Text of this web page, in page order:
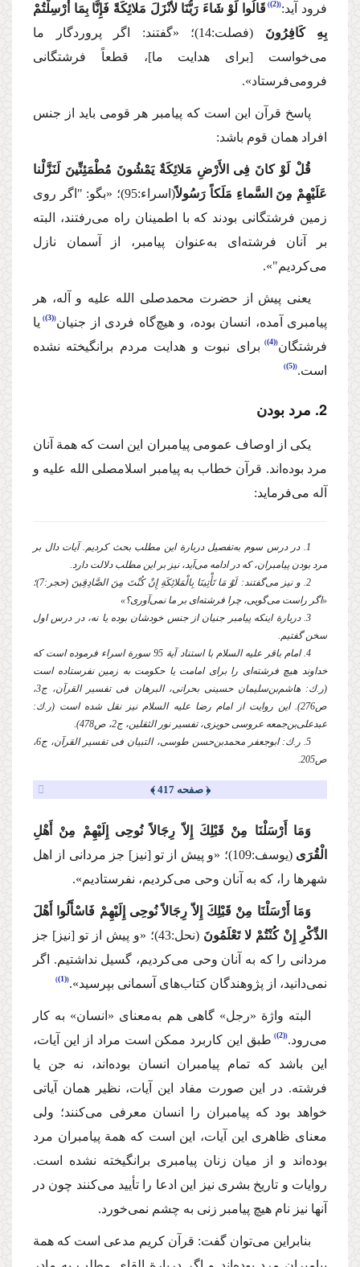
فرود آید: (2)
قَالُوا لَوْ شَاءَ رَبُّنَا لأنْزَلَ مَلائِكَةً فَإِنَّا بِمَا أُرْسِلْتُمْ
بِهِ كَافِرُونَ (فصلت:14)؛
«گفتند: اگر پروردگار ما
می‌خواست [برای هدایت ما]، قطعاً فرشتگانی
فرومی‌فرستاد».
پاسخ قرآن این است كه پیامبر هر قومی باید از جنس
افراد همان قوم باشد:
قُلْ لَوْ كانَ فِی الأَرْضِ مَلائِكَةٌ یَمْشُونَ مُطْمَئِنِّینَ لَنَزَّلْنا
عَلَیْهِمْ مِنَ السَّماءِ مَلَكاً رَسُولاً(اسراء:95)؛
«بگو: "اگر روی
زمین فرشتگانی بودند كه با اطمینان راه می‌رفتند، البته
بر آنان فرشته‌ای به‌عنوان پیامبر، از آسمان نازل
می‌كردیم"».
یعنی پیش از حضرت محمدصلی الله علیه و آله، هر
پیامبری آمده، انسان بوده‌، و هیچ‌گاه فردی از جنیان (3)
یا
فرشتگان (4)
برای نبوت و هدایت مردم برانگیخته نشده
است. (5)
2. مرد بودن
یكی از اوصاف عمومی پیامبران این است كه همة آنان
مرد بوده‌اند. قرآن خطاب به پیامبر اسلامصلی الله علیه و
آله می‌فرماید:
1. در درس سوم به‌تفصیل دربارة این مطلب بحث كردیم. آیات دال بر
مرد بودن پیامبران، كه در ادامه می‌آید، نیز بر این مطلب دلالت دارد.
2. و نیز می‌گفتند: لَوْ مَا تَأْتِینَا بِالْمَلائِكَةِ إِنْ كُنْتَ مِنَ الصَّادِقِینَ (حجر:7)؛
«اگر راست می‌گویی، چرا فرشته‌ای بر ما نمی‌آوری؟»
3. دربارة اینكه پیامبر جنیان از جنس خودشان بوده یا نه، در درس اول
سخن گفتیم.
4. امام باقر
علیه السلام
با استناد آیة 95 سورة اسراء فرموده است كه
خداوند هیچ فرشته‌ای را برای امامت یا حكومت به زمین نفرستاده است
(ر.ك: هاشم‌بن‌سلیمان حسینی بحرانی، البرهان فی تفسیر القرآن، ج3،
ص276). این روایت از امام رضا
علیه السلامنیز نقل شده است (ر.ك:
عبدعلی‌بن‌جمعه عروسی حویزی، تفسیر نور الثقلین، ج2، ص478).
5. ر.ك: ابوجعفر محمدبن‌حسن طوسی، التبیان فی تفسیر القرآن، ج6،
ص205.
﴿ صفحه 417 ﴾
وَمَا أَرْسَلْنَا مِنْ قَبْلِكَ إِلاّ رِجَالاً نُوحِی إِلَیْهِمْ مِنْ أَهْلِ
الْقُرَی(یوسف:109)؛
«و پیش از تو [نیز] جز مردانی از اهل
شهرها را، كه به آنان وحی می‌كردیم، نفرستادیم».
وَمَا أَرْسَلْنَا مِنْ قَبْلِكَ إِلاّ رِجَالاً نُوحِی إِلَیْهِمْ فَاسْأَلُوا أَهْلَ
الذِّكْرِ إِنْ كُنْتُمْ لا تَعْلَمُونَ (نحل:43)؛
«و پیش از تو [نیز] جز
مردانی را كه به آنان وحی می‌كردیم، گسیل نداشتیم. اگر
نمی‌دانید، از پژوهندگان كتاب‌های آسمانی بپرسید». (1)
البته واژة «رجل» گاهی هم به‌معنای «انسان» به كار
می‌رود. (2)
طبق این كاربرد ممكن است مراد از این آیات،
این باشد كه تمام پیامبران انسان بوده‌اند، نه جن یا
فرشته. در این صورت مفاد این آیات، نظیر همان آیاتی
خواهد بود كه پیامبران را انسان معرفی می‌كنند؛ ولی
معنای ظاهری این آیات، این است كه همة پیامبران مرد
بوده‌اند و از میان زنان پیامبری برانگیخته نشده است.
روایات و تاریخ بشری نیز این ادعا را تأیید می‌كنند چون در
آنها نیز نام هیچ پیامبر زنی به چشم نمی‌خورد.
بنابراین می‌توان گفت: قرآن كریم مدعی است كه همة